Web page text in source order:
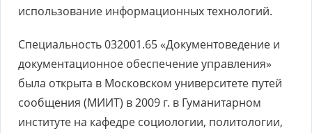
использование информационных технологий.
Специальность 032001.65 «Документоведение и
документационное обеспечение управления»
была открыта в Московском университете путей
сообщения (МИИТ) в 2009 г. в Гуманитарном
институте на кафедре социологии, политологии,